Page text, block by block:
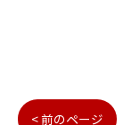
< 前のページ